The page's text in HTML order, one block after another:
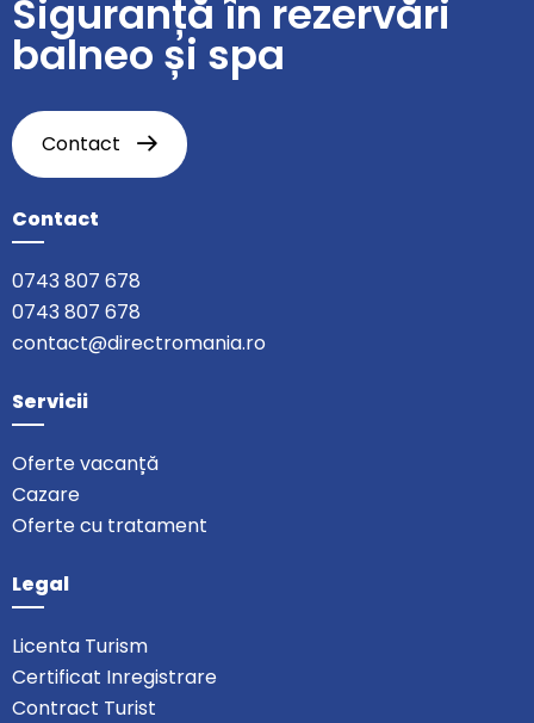
Siguranță în rezervări
balneo și spa
Contact
Contact
0743 807 678
0743 807 678
contact@directromania.ro
Servicii
Oferte vacanță
Cazare
Oferte cu tratament
Legal
Licenta Turism
Certificat Inregistrare
Contract Turist